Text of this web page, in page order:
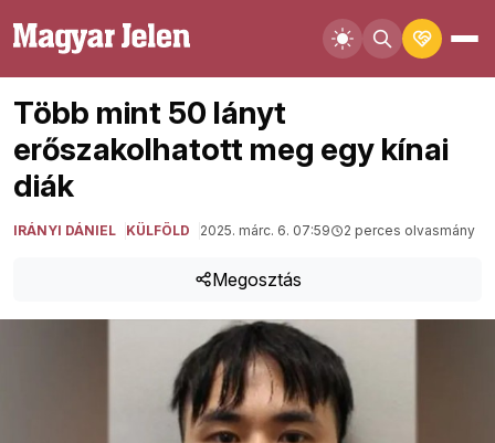
Több mint 50 lányt
erőszakolhatott meg egy kínai
diák
IRÁNYI DÁNIEL KÜLFÖLD 2025. márc. 6. 07:59 2 perces olvasmány
Megosztás